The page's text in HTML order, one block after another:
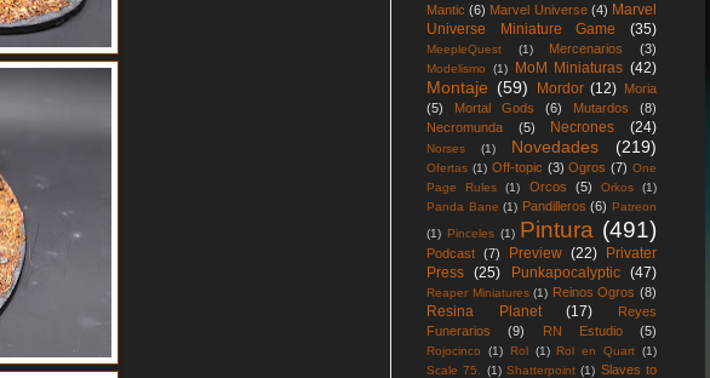
Mantic (6) Marvel Universe (4) Marvel
Universe Miniature Game
(35)
MeepleQuest (1) Mercenarios (3)
Modelismo (1) MoM Miniaturas (42)
Montaje (59) Mordor (12) Moria
(5)
Mortal Gods (6) Mutardos
(8)
Necromunda
(5) Necrones (24)
Norses (1) Novedades (219)
Ofertas (1) Off-topic (3) Ogros (7) One
Page Rules
(1) Orcos (5) Orkos
(1)
Panda Bane (1) Pandilleros (6) Patreon
(1) Pinceles (1) Pintura (491)
Podcast (7) Preview (22)
Privater
Press (25) Punkapocalyptic (47)
Reaper Miniatures (1) Reinos Ogros (8)
Resina Planet (17)
Reyes
Funerarios
(9) RN Estudio (5)
Rojocinco (1) Rol (1) Rol en Quart (1)
Scale 75.
(1) Shatterpoint (1) Slaves to